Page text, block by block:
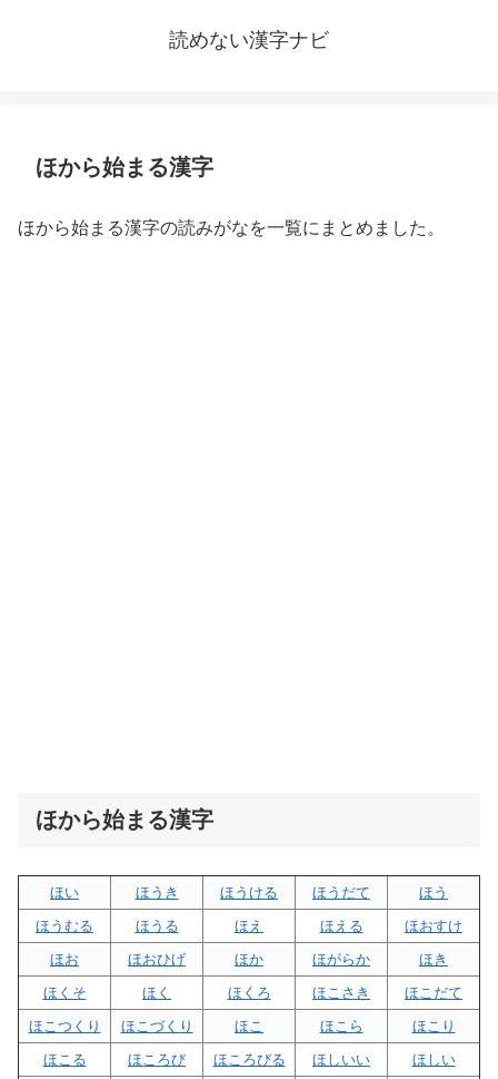
読めない漢字ナビ
ほから始まる漢字
ほから始まる漢字の読みがなを一覧にまとめました。
ほから始まる漢字
ほい ほうき ほうける ほうだて
ほう
ほうむる
ほうる ほえ ほえる
ほおすけ
ほお
ほおひげ ほか ほがらか
ほき
ほくそ
ほく ほくろ ほこさき
ほこだて
ほこつくり
ほこづくり ほこ ほこら
ほこり
ほこる
ほころび ほころびる ほしいい
ほしい